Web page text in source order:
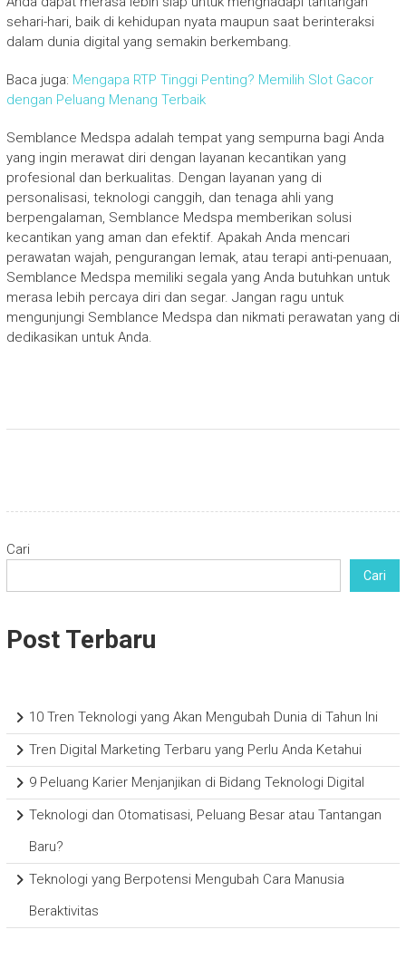
sehari-hari, baik di kehidupan nyata maupun saat berinteraksi
dalam dunia digital yang semakin berkembang.
Baca juga: Mengapa RTP Tinggi Penting? Memilih Slot Gacor
dengan Peluang Menang Terbaik
Semblance Medspa adalah tempat yang sempurna bagi Anda
yang ingin merawat diri dengan layanan kecantikan yang
profesional dan berkualitas. Dengan layanan yang di
personalisasi, teknologi canggih, dan tenaga ahli yang
berpengalaman, Semblance Medspa memberikan solusi
kecantikan yang aman dan efektif. Apakah Anda mencari
perawatan wajah, pengurangan lemak, atau terapi anti-penuaan,
Semblance Medspa memiliki segala yang Anda butuhkan untuk
merasa lebih percaya diri dan segar. Jangan ragu untuk
mengunjungi Semblance Medspa dan nikmati perawatan yang di
dedikasikan untuk Anda.
Cari
Cari
Post Terbaru
10 Tren Teknologi yang Akan Mengubah Dunia di Tahun Ini
Tren Digital Marketing Terbaru yang Perlu Anda Ketahui
9 Peluang Karier Menjanjikan di Bidang Teknologi Digital
Teknologi dan Otomatisasi, Peluang Besar atau Tantangan
Baru?
Teknologi yang Berpotensi Mengubah Cara Manusia
Beraktivitas